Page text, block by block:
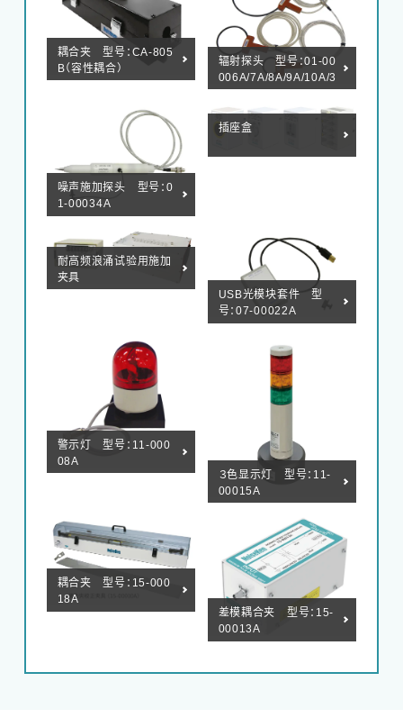
耦合夹 型号：CA-805
B（容性耦合）
辐射探头 型号：01-00
006A/7A/8A/9A/10A/3
1A/50A
噪声施加探头 型号：0
1-00034A
插座盒
耐高频浪涌试验用施加
夹具
USB光模块套件 型
号：07-00022A
警示灯 型号：11-000
08A
３色显示灯 型号：11-
00015A
耦合夹 型号：15-000
18A
差模耦合夹 型号：15-
00013A